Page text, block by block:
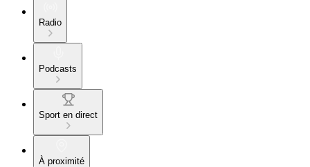
Radio
Podcasts
Sport en direct
À proximité